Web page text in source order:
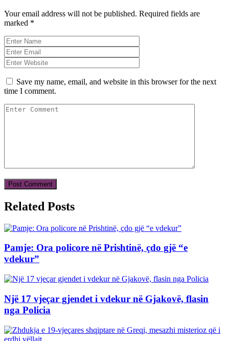
Your email address will not be published. Required fields are
marked *
Save my name, email, and website in this browser for the next
time I comment.
Related Posts
Pamje: Ora policore në Prishtinë, çdo gjë “e
vdekur”
Një 17 vjeçar gjendet i vdekur në Gjakovë, flasin
nga Policia